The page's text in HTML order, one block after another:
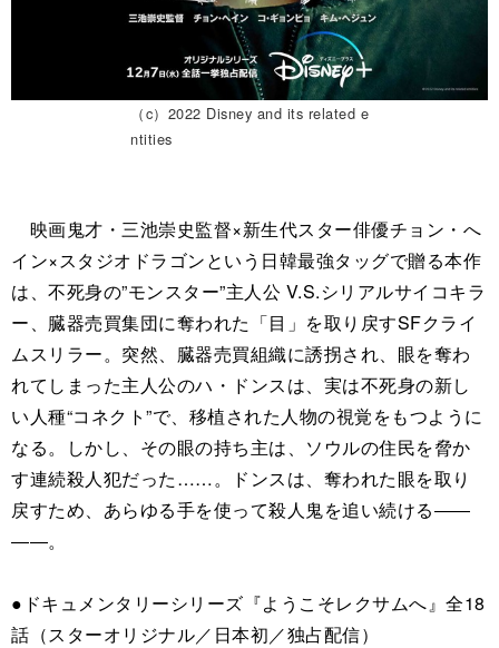
（c）2022 Disney and its related e
ntities
映画鬼才・三池崇史監督×新生代スター俳優チョン・へ
イン×スタジオドラゴンという日韓最強タッグで贈る本作
は、不死身の”モンスター”主人公 V.S.シリアルサイコキラ
ー、臓器売買集団に奪われた「目」を取り戻すSFクライ
ムスリラー。突然、臓器売買組織に誘拐され、眼を奪わ
れてしまった主人公のハ・ドンスは、実は不死身の新し
い人種“コネクト”で、移植された人物の視覚をもつように
なる。しかし、その眼の持ち主は、ソウルの住民を脅か
す連続殺人犯だった……。ドンスは、奪われた眼を取り
戻すため、あらゆる手を使って殺人鬼を追い続ける――
――。
●ドキュメンタリーシリーズ『ようこそレクサムへ』全18
話（スターオリジナル／日本初／独占配信）